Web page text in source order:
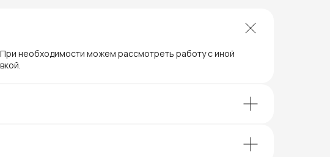
необходимости можем рассмотреть работу с иной